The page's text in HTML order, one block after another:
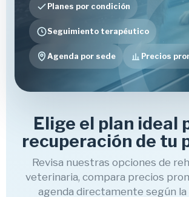
Planes por condición
Seguimiento terapéutico
Agenda por sede Precios
Elige el plan ideal
recuperación de tu
Revisa nuestras opciones de
veterinaria, compara precios
agenda directamente según la